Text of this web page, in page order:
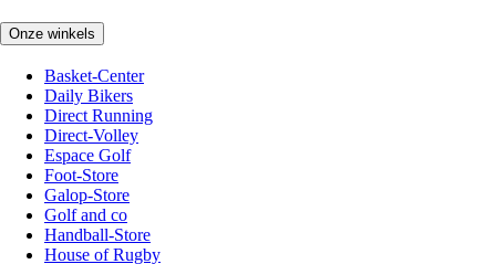
Onze winkels
Basket-Center
Daily Bikers
Direct Running
Direct-Volley
Espace Golf
Foot-Store
Galop-Store
Golf and co
Handball-Store
House of Rugby